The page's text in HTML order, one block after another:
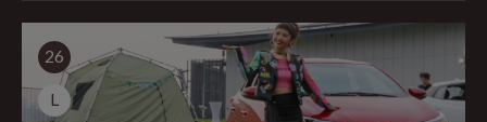
26
L